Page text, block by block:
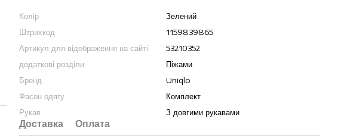
Колір
Зелений
Штрихкод
1159839865
Артикул для відображення на сайті
53210352
додаткові розділи
Піжами
Бренд
Uniqlo
Фасон одягу
Комплект
Рукав
З довгими рукавами
Доставка Оплата